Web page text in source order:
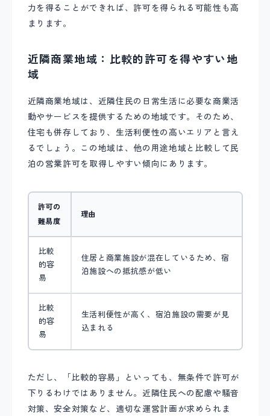
力を得ることができれば、許可を得られる可能性も高
まります。
近隣商業地域：比較的許可を得やすい地
域
近隣商業地域は、近隣住民の日常生活に必要な商業活
動やサービスを提供するための地域です。そのため、
住宅も併存しており、生活利便性の高いエリアと言え
るでしょう。この地域は、他の用途地域と比較して民
泊の営業許可を取得しやすい傾向にあります。
許可の
難易度
理由
比較
的容
易
住居と商業施設が混在しているため、宿
泊施設への抵抗感が低い
比較
的容
易
生活利便性が高く、宿泊施設の需要が見
込まれる
ただし、「比較的容易」といっても、無条件で許可が
下りるわけではありません。近隣住民への配慮や騒音
対策、安全対策など、適切な運営計画が求められま